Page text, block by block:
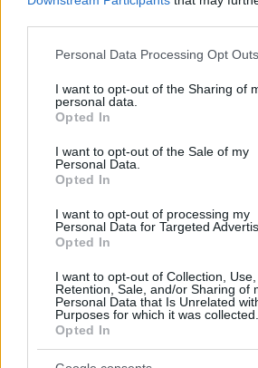
Please note that this website/app uses
not limited to your visit or usage
grant or deny consent to Google and its
use your data for below specified
consent section.
Personal Data Processing Opt Outs
I want to opt-out of the Sharing of
personal data.
Opted In
I want to opt-out of the Sale of my
Personal Data.
Opted In
I want to opt-out of processing my
Personal Data for Targeted
Opted In
I want to opt-out of Collection, Use,
Retention, Sale, and/or Sharing of
Personal Data that Is Unrelated
Purposes for which it was collected.
Opted In
Hirdetés